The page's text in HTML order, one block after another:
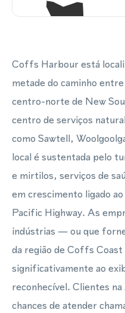
Coffs Harbour está
metade do caminho
centro-norte de New
centro de serviços
como Sawtell,
local é sustentada pelo
e mirtilos, serviços de
em crescimento ligado
Pacific Highway. As
indústrias — ou que
da região de Coffs
significativamente ao
reconhecível. Clientes
chances de atender